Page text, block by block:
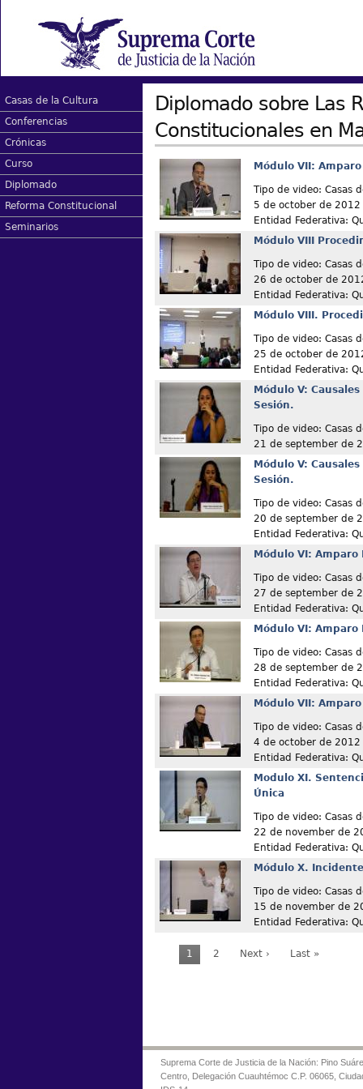
Casas de la Cultura
Conferencias
Crónicas
Curso
Diplomado
Reforma Constitucional
Seminarios
Diplomado sobre Las
Constitucionales en
Módulo VII:
Tipo de video: Casas
5 de october de 2012
Entidad Federativa:
Módulo VIII
Tipo de video: Casas
26 de october de
Entidad Federativa:
Módulo VIII.
Tipo de video: Casas
25 de october de
Entidad Federativa:
Módulo V:
Sesión.
Tipo de video: Casas
21 de september de
Módulo V:
Sesión.
Tipo de video: Casas
20 de september de
Entidad Federativa:
Módulo VI:
Tipo de video: Casas
27 de september de
Entidad Federativa:
Módulo VI:
Tipo de video: Casas
28 de september de
Entidad Federativa:
Módulo VII:
Tipo de video: Casas
4 de october de 2012
Entidad Federativa:
Modulo XI.
Única
Tipo de video: Casas
22 de november de
Entidad Federativa:
Módulo X.
Tipo de video: Casas
15 de november de
Entidad Federativa:
1 2 Next › Last »
Suprema Corte de Justicia de la Nación: Pino
Centro, Delegación Cuauhtémoc C.P. 06065,